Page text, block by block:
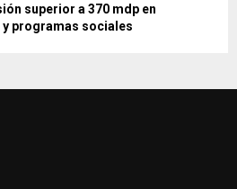
superior a 370 mdp en
programas sociales